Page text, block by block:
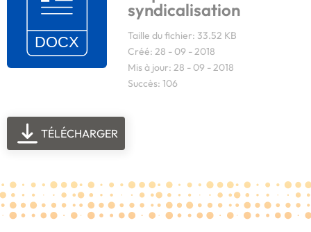
syndicalisation
Taille du fichier: 33.52 KB
Créé: 28 - 09 - 2018
Mis à jour: 28 - 09 - 2018
Succès: 106
TÉLÉCHARGER